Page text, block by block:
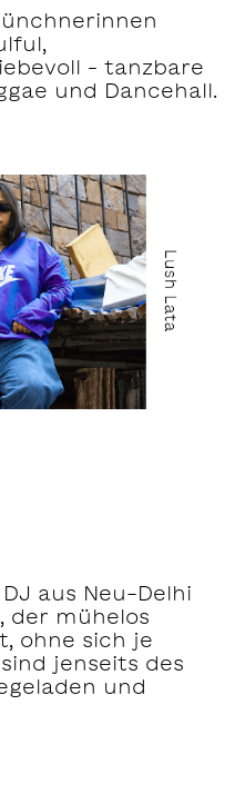
– tanzbare
und Dancehall.
aus Neu-Delhi
der mühelos
ohne sich je
jenseits des
und